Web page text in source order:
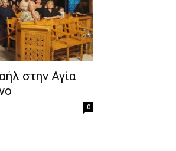
στην Αγία
0